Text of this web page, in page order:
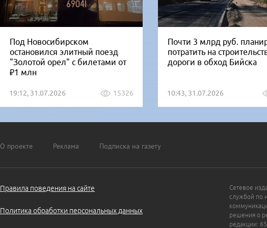
Под Новосибирском
остановился элитный поезд
"Золотой орел" с билетами от
₽1 млн
19:12, 31.07.2026 15326
Почти 3 млрд руб.
потратить на
дороги в обход Бийска
10:43, 31.07.2026
О проекте Реклама Подписка на газету
Правила поведения на сайте
Политика обработки персональных данных
Сетевое
службой по
решения о
редакции: